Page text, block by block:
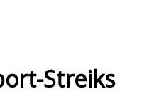
Streiks